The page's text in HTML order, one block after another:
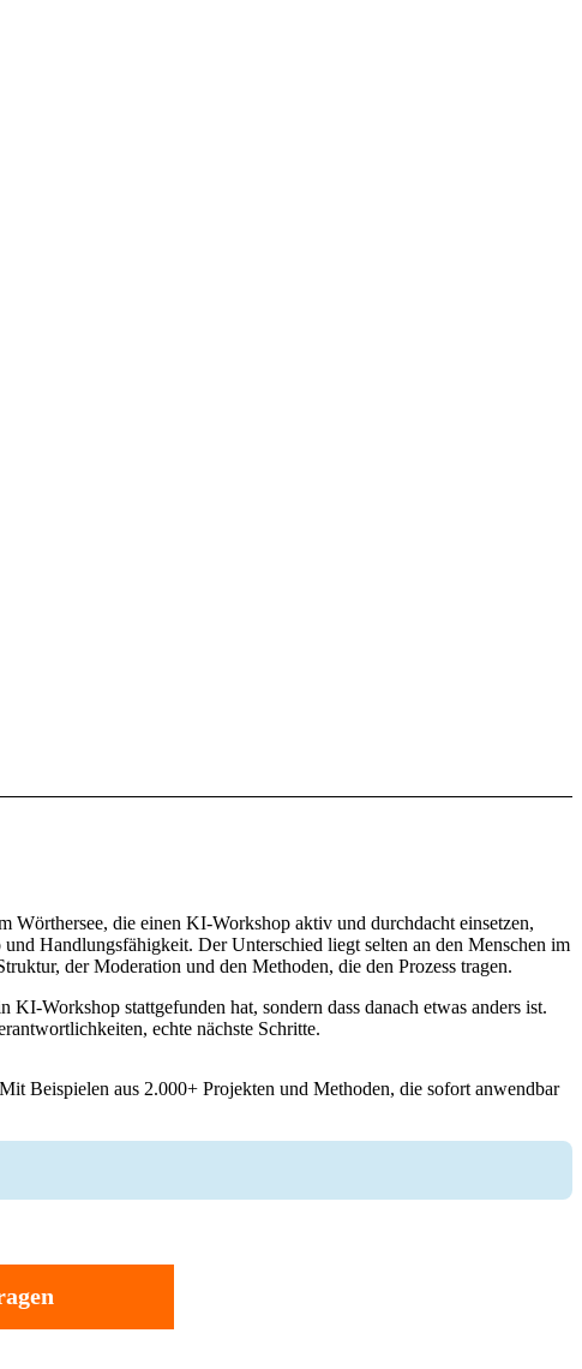
Wörthersee, die einen KI-Workshop aktiv und durchdacht einsetzen,
Handlungsfähigkeit. Der Unterschied liegt selten an den Menschen im
der Moderation und den Methoden, die den Prozess tragen.
KI-Workshop stattgefunden hat, sondern dass danach etwas anders ist.
echte nächste Schritte.
Beispielen aus 2.000+ Projekten und Methoden, die sofort anwendbar